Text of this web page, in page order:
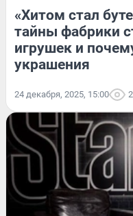
«Хитом стал
тайны фабрики
игрушек и
украшения
24 декабря, 2025, 15:00